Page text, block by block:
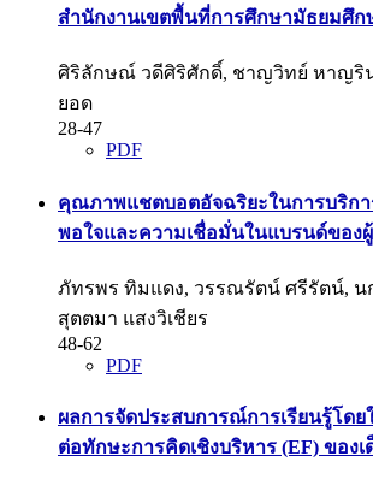
สำนักงานเขตพื้นที่การศึกษามัธยมศึ
ศิริลักษณ์ วดีศิริศักดิ์, ชาญวิทย์ หาญริ
ยอด
28-47
PDF
คุณภาพแชตบอตอัจฉริยะในการบริก
พอใจและความเชื่อมั่นในแบรนด์ของ
ภัทรพร ทิมแดง, วรรณรัตน์ ศรีรัตน์, น
สุตตมา แสงวิเชียร
48-62
PDF
ผลการจัดประสบการณ์การเรียนรู้โด
ต่อทักษะการคิดเชิงบริหาร (EF) ของเ